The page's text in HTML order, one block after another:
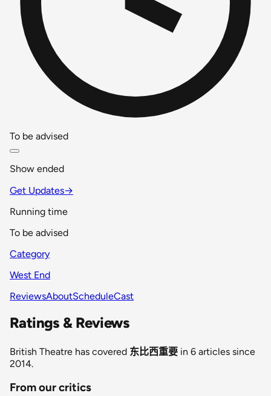
To be advised
Show ended
Get Updates→
Running time
To be advised
Category
West End
ReviewsAboutScheduleCast
Ratings & Reviews
British Theatre has covered 东比西重要 in 6 articles since
2014.
From our critics